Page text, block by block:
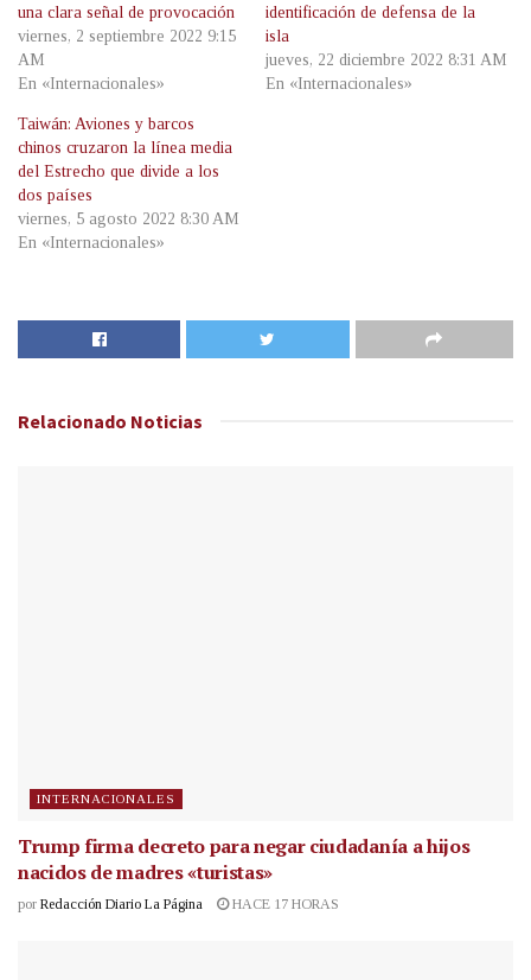
una clara señal de provocación
viernes, 2 septiembre 2022 9:15
AM
En «Internacionales»
identificación de defensa de la
isla
jueves, 22 diciembre 2022 8:31 AM
En «Internacionales»
Taiwán: Aviones y barcos
chinos cruzaron la línea media
del Estrecho que divide a los
dos países
viernes, 5 agosto 2022 8:30 AM
En «Internacionales»
Relacionado Noticias
INTERNACIONALES
Trump firma decreto para negar ciudadanía a hijos
nacidos de madres «turistas»
por Redacción Diario La Página HACE 17 HORAS